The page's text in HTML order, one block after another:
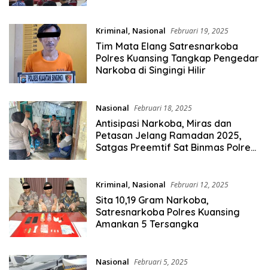
Kriminal, Nasional Februari 19, 2025
Tim Mata Elang Satresnarkoba
Polres Kuansing Tangkap Pengedar
Narkoba di Singingi Hilir
Nasional Februari 18, 2025
Antisipasi Narkoba, Miras dan
Petasan Jelang Ramadan 2025,
Satgas Preemtif Sat Binmas Polres
Kriminal, Nasional Februari 12, 2025
Sita 10,19 Gram Narkoba,
Satresnarkoba Polres Kuansing
Amankan 5 Tersangka
Nasional Februari 5, 2025